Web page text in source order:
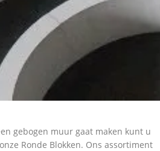
gebogen muur gaat maken kunt u
Ronde Blokken. Ons assortiment